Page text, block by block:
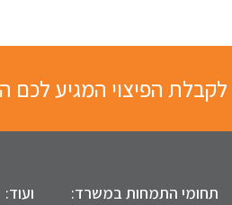
לקבלת הפיצוי המגיע לכם
תחומי התמחות במשרד: ועוד: